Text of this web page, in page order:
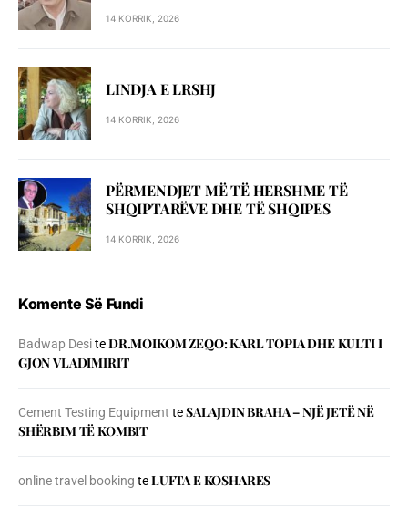
14 KORRIK, 2026
LINDJA E LRSHJ
14 KORRIK, 2026
PËRMENDJET MË TË HERSHME TË
SHQIPTARËVE DHE TË SHQIPES
14 KORRIK, 2026
Komente Së Fundi
Badwap DesiteDR.MOIKOM ZEQO: KARL TOPIA DHE KULTI I
GJON VLADIMIRIT
Cement Testing Equipment teSALAJDIN BRAHA – NJЁ JETЁ NЁ
SHЁRBIM TЁ KOMBIT
online travel booking teLUFTA E KOSHARES